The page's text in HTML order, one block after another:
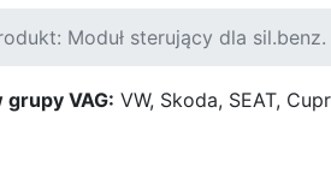
Moduł sterujący dla
VAG: VW, Skoda, SEAT,